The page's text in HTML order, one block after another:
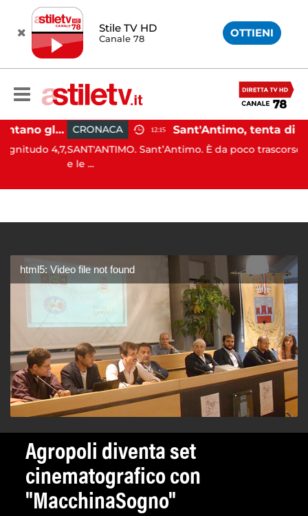
Stile TV HD
Canale 78 OTTIENI
Campi Flegrei, aumentano gli sfollati e infuria lo scontro politico
4,7,
CRONACA 12:15
SANT'ANTIMO. Sant’Antimo. È da poco trascorso il
html5: Video file not found
Agropoli diventa set
cinematografico con
"MacchinaSogno"